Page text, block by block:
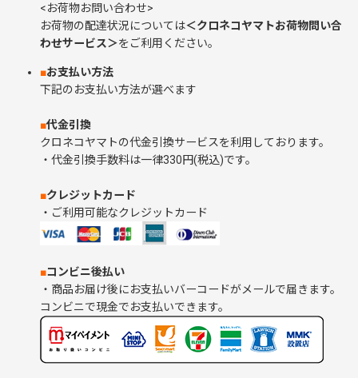
<お荷物お問い合わせ>
お荷物の配達状況については＜クロネコヤマトお荷物問い合
わせサービス＞をご利用ください。
■お支払い方法
下記のお支払い方法が選べます
■代金引換
クロネコヤマトの代金引換サービスを利用しております。
・代金引換手数料は一律330円(税込)です。
■クレジットカード
・ご利用可能なクレジットカード
■コンビニ後払い
・商品お届け後にお支払いバーコードがメールで届きます。
コンビニで現金でお支払いできます。